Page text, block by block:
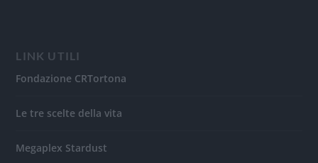
LINK UTILI
Fondazione CRTortona
Le tre scelte della vita
Megaplex Stardust